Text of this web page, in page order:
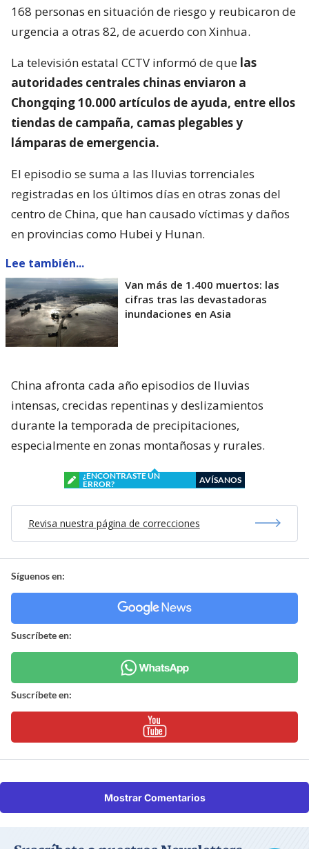
168 personas en situación de riesgo y reubicaron de
urgencia a otras 82, de acuerdo con Xinhua.
La televisión estatal CCTV informó de que las
autoridades centrales chinas enviaron a
Chongqing 10.000 artículos de ayuda, entre ellos
tiendas de campaña, camas plegables y
lámparas de emergencia.
El episodio se suma a las lluvias torrenciales
registradas en los últimos días en otras zonas del
centro de China, que han causado víctimas y daños
en provincias como Hubei y Hunan.
Lee también...
Van más de 1.400 muertos: las
cifras tras las devastadoras
inundaciones en Asia
China afronta cada año episodios de lluvias
intensas, crecidas repentinas y deslizamientos
durante la temporada de precipitaciones,
especialmente en zonas montañosas y rurales.
¿ENCONTRASTE UN
ERROR?
AVÍSANOS
Revisa nuestra página de correcciones
Síguenos en:
Suscríbete en:
Suscríbete en:
Mostrar Comentarios